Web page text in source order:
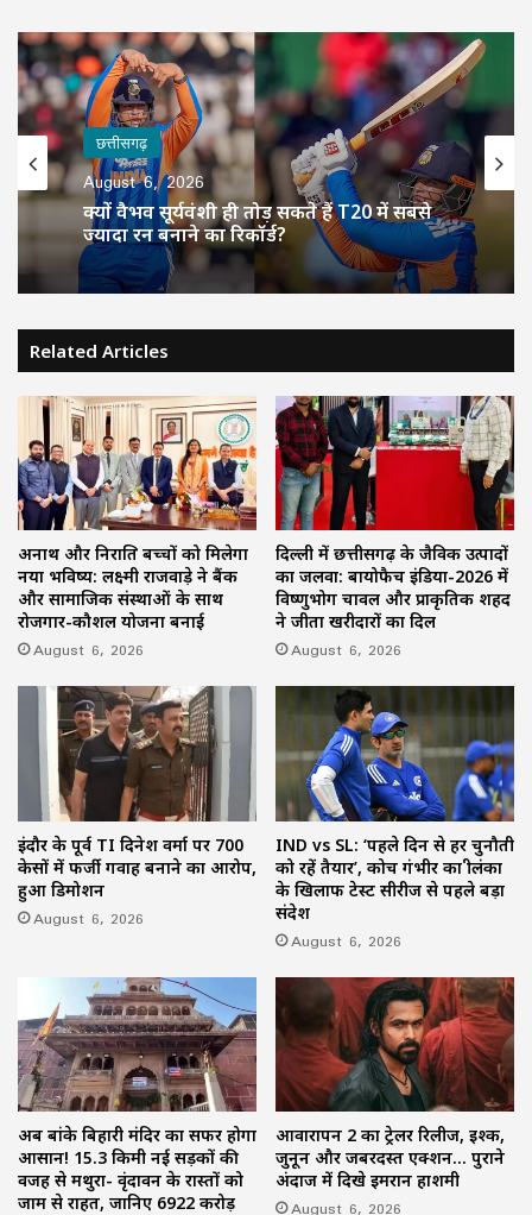
छत्तीसगढ़
August 6, 2026
क्यों वैभव सूर्यवंशी ही तोड़ सकते हैं T20 में सबसे
ज्यादा रन बनाने का रिकॉर्ड?
Related Articles
अनाथ और निराश्रित बच्चों को मिलेगा
नया भविष्य: लक्ष्मी राजवाड़े ने बैंक
और सामाजिक संस्थाओं के साथ
रोजगार-कौशल योजना बनाई
August 6, 2026
दिल्ली में छत्तीसगढ़ के जैविक उत्पादों
का जलवा: बायोफैच इंडिया-2026 में
विष्णुभोग चावल और प्राकृतिक शहद
ने जीता खरीदारों का दिल
August 6, 2026
इंदौर के पूर्व TI दिनेश वर्मा पर 700
केसों में फर्जी गवाह बनाने का आरोप,
हुआ डिमोशन
August 6, 2026
IND vs SL: ‘पहले दिन से हर चुनौती
को रहें तैयार’, कोच गंभीर का श्रीलंका
के खिलाफ टेस्ट सीरीज से पहले बड़ा
संदेश
August 6, 2026
अब बांके बिहारी मंदिर का सफर होगा
आसान! 15.3 किमी नई सड़कों की
वजह से मथुरा- वृंदावन के रास्तों को
जाम से राहत, जानिए 6922 करोड़
आवारापन 2 का ट्रेलर रिलीज, इश्क,
जुनून और जबरदस्त एक्शन… पुराने
अंदाज में दिखे इमरान हाशमी
August 6, 2026